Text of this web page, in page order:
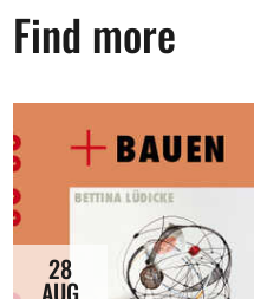
Find more
28
AUG